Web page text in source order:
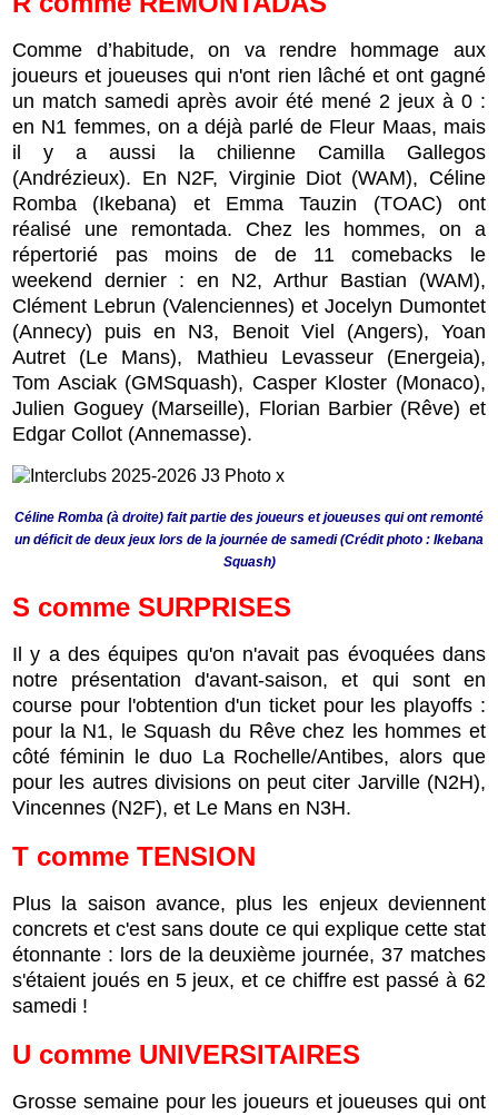
Comme d’habitude, on va rendre hommage aux
joueurs et joueuses qui n'ont rien lâché et ont gagné
un match samedi après avoir été mené 2 jeux à 0 :
en N1 femmes, on a déjà parlé de Fleur Maas, mais
il y a aussi la chilienne Camilla Gallegos
(Andrézieux). En N2F, Virginie Diot (WAM), Céline
Romba (Ikebana) et Emma Tauzin (TOAC) ont
réalisé une remontada. Chez les hommes, on a
répertorié pas moins de de 11 comebacks le
weekend dernier : en N2, Arthur Bastian (WAM),
Clément Lebrun (Valenciennes) et Jocelyn Dumontet
(Annecy) puis en N3, Benoit Viel (Angers), Yoan
Autret (Le Mans), Mathieu Levasseur (Energeia),
Tom Asciak (GMSquash), Casper Kloster (Monaco),
Julien Goguey (Marseille), Florian Barbier (Rêve) et
Edgar Collot (Annemasse).
Céline Romba (à droite) fait partie des joueurs et joueuses qui ont remonté
un déficit de deux jeux lors de la journée de samedi (Crédit photo : Ikebana
Squash)
S comme SURPRISES
Il y a des équipes qu'on n'avait pas évoquées dans
notre présentation d'avant-saison, et qui sont en
course pour l'obtention d'un ticket pour les playoffs :
pour la N1, le Squash du Rêve chez les hommes et
côté féminin le duo La Rochelle/Antibes, alors que
pour les autres divisions on peut citer Jarville (N2H),
Vincennes (N2F), et Le Mans en N3H.
T comme TENSION
Plus la saison avance, plus les enjeux deviennent
concrets et c'est sans doute ce qui explique cette stat
étonnante : lors de la deuxième journée, 37 matches
s'étaient joués en 5 jeux, et ce chiffre est passé à 62
samedi !
U comme UNIVERSITAIRES
Grosse semaine pour les joueurs et joueuses qui ont